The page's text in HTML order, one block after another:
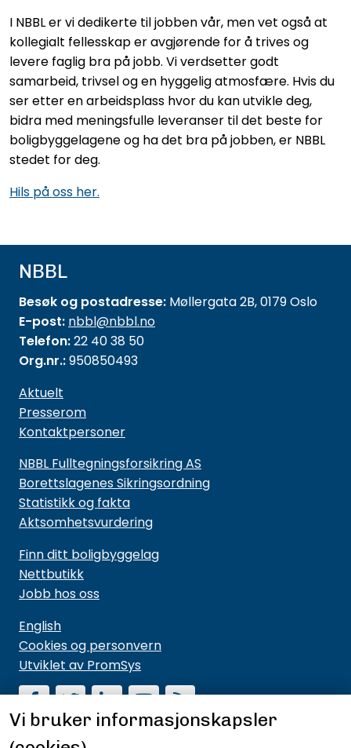
I NBBL er vi dedikerte til jobben vår, men vet også at
kollegialt fellesskap er avgjørende for å trives og
levere faglig bra på jobb. Vi verdsetter godt
samarbeid, trivsel og en hyggelig atmosfære. Hvis du
ser etter en arbeidsplass hvor du kan utvikle deg,
bidra med meningsfulle leveranser til det beste for
boligbyggelagene og ha det bra på jobben, er NBBL
stedet for deg.
Hils på oss her.
NBBL
Besøk og postadresse: Møllergata 2B, 0179 Oslo
E-post: nbbl@nbbl.no
Telefon:22 40 38 50
Org.nr.:950850493
Aktuelt
Presserom
Kontaktpersoner
NBBL Fulltegningsforsikring AS
Borettslagenes Sikringsordning
Statistikk og fakta
Aktsomhetsvurdering
Finn ditt boligbyggelag
Nettbutikk
Jobb hos oss
English
Cookies og personvern
Utviklet av PromSys
Vi bruker informasjonskapsler